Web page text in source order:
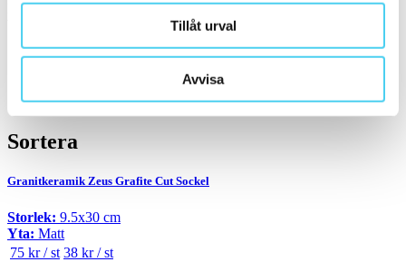
Tillåt urval
Avvisa
Pris
Välj en eller flera prisgrupper:
0 till 100 kr(1)
Sortera
Granitkeramik Zeus Grafite Cut Sockel
Storlek: 9.5x30 cm
Yta: Matt
75 kr / st 38 kr / st